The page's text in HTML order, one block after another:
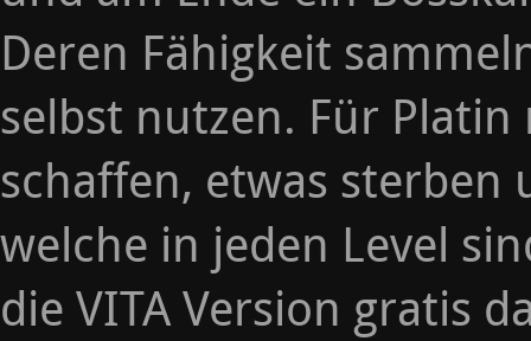
Deren Fähigkeit
selbst nutzen. Für
schaffen, etwas sterben
welche in jeden Level
die VITA Version gratis